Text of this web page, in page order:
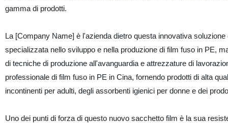
gamma di prodotti.
La [Company Name] è l'azienda dietro questa innovativa
specializzata nello sviluppo e nella produzione di film fuso in PE,
di tecniche di produzione all'avanguardia e attrezzature di
professionale di film fuso in PE in Cina, fornendo prodotti di alta
incontinenti per adulti, degli assorbenti igienici per donne e dei
Uno dei punti di forza di questo nuovo sacchetto film è la sua